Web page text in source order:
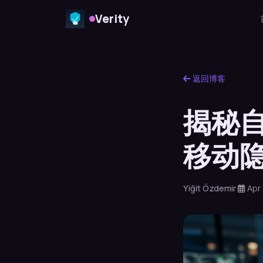
Verity
返回博客
揭秘
移动
Yiğit Özdemir·